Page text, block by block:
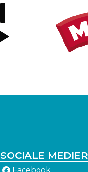
SOCIALE MEDIER
Facebook